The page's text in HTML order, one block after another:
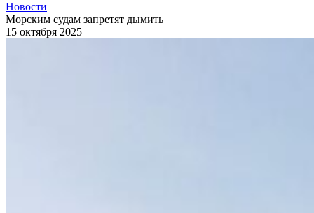
Новости
Морским судам запретят дымить
15 октября 2025